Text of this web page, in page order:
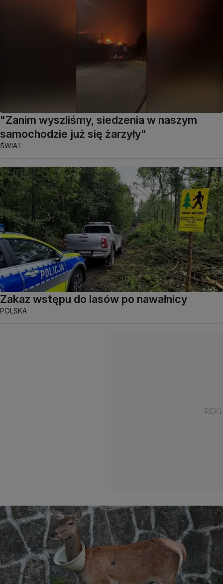
"Zanim wyszliśmy, siedzenia w naszym
samochodzie już się żarzyły"
ŚWIAT
Zakaz wstępu do lasów po nawałnicy
POLSKA